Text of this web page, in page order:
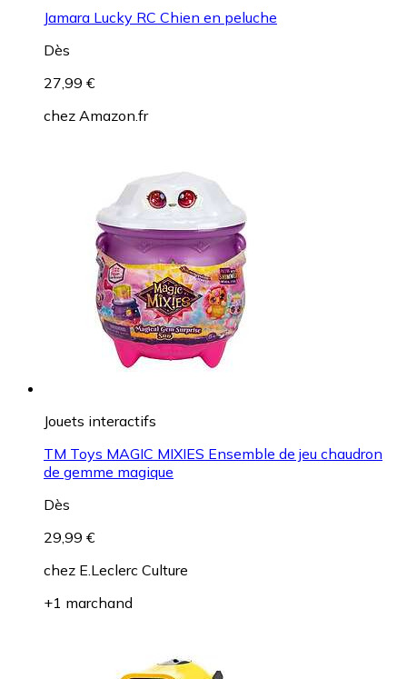
Jamara Lucky RC Chien en peluche
Dès
27,99 €
chez Amazon.fr
Jouets interactifs
TM Toys MAGIC MIXIES Ensemble de jeu chaudron
de gemme magique
Dès
29,99 €
chez E.Leclerc Culture
+1 marchand